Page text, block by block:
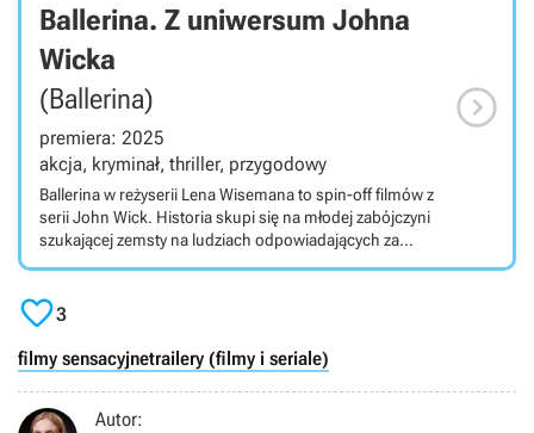
Ballerina. Z uniwersum Johna
Wicka
(Ballerina)
premiera: 2025
akcja, kryminał, thriller, przygodowy
Ballerina w reżyserii Lena Wisemana to spin-off filmów z
serii John Wick. Historia skupi się na młodej zabójczyni
szukającej zemsty na ludziach odpowiadających za
przestępczą, z której wywodzi się John Wick. Na jej czele
stoi Dyrektorka, którą w trzeciej części serii zagrała
Anjelica Huston. W roli głównej wystąpi Ana de Armas.

3
filmy sensacyjnetrailery (filmy i seriale)
Autor: